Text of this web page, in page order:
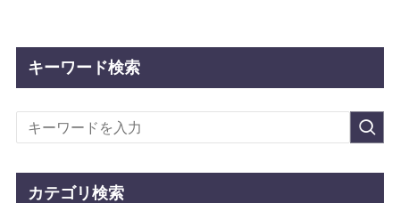
キーワード検索
カテゴリ検索